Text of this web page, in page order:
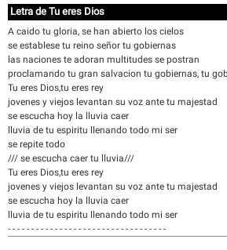
Letra de Tu eres Dios
A caido tu gloria, se han abierto los cielos
se establese tu reino señor tu gobiernas
las naciones te adoran multitudes se postran
proclamando tu gran salvacion tu gobiernas, tu
Tu eres Dios,tu eres rey
jovenes y viejos levantan su voz ante tu majestad
se escucha hoy la lluvia caer
lluvia de tu espiritu llenando todo mi ser
se repite todo
/// se escucha caer tu lluvia///
Tu eres Dios,tu eres rey
jovenes y viejos levantan su voz ante tu majestad
se escucha hoy la lluvia caer
lluvia de tu espiritu llenando todo mi ser
- - - - - - - - - - - - - - - - - - - - - - - - - - - - - - - - - -